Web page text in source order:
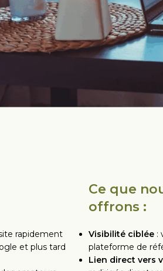
rapidement
et plus tard
Ce que
offrons :
Visibilité ciblée:
plateforme de
Lien direct vers